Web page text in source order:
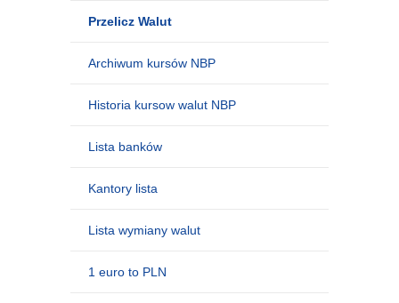
Przelicz Walut
Archiwum kursów NBP
Historia kursow walut NBP
Lista banków
Kantory lista
Lista wymiany walut
1 euro to PLN